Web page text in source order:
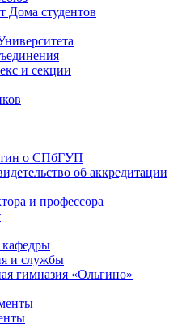
Дома студентов
и секции
о СПбГУП
об аккредитации
и профессора
кафедры
и службы
гимназия «Ольгино»